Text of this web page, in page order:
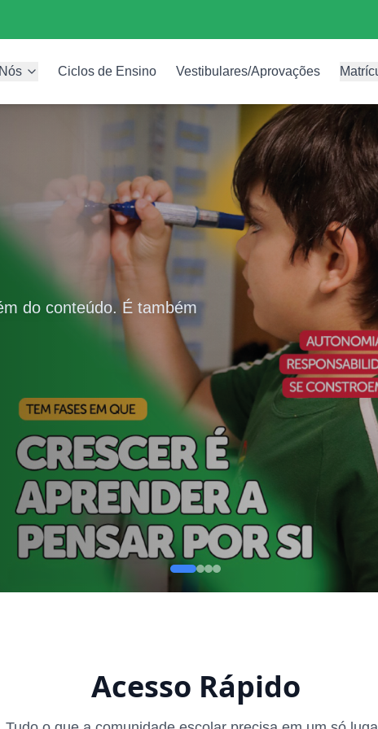
Ciclos de Ensino Vestibulares/Aprovações
do conteúdo. É também
Acesso Rápido